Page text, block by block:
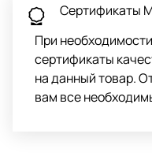
Обратитесь в салон, где
заборе ковра экспертом
Сертификаты
При
сертификаты
на данный товар.
вам все